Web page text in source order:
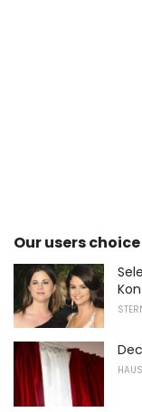
Our users choice
HAUS